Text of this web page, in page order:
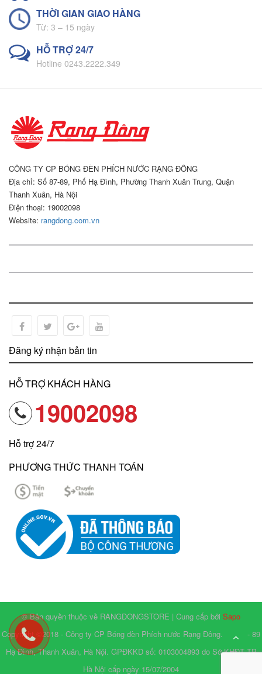
THỜI GIAN GIAO HÀNG
Từ: 3 – 15 ngày
HỖ TRỢ 24/7
Hotline 0243.2222.349
CÔNG TY CP BÓNG ĐÈN PHÍCH NƯỚC RẠNG ĐÔNG
Địa chỉ: Số 87-89, Phố Hạ Đình, Phường Thanh Xuân Trung, Quận
Thanh Xuân, Hà Nội
Điện thoại: 19002098
Website: rangdong.com.vn
Đăng ký nhận bản tin
HỖ TRỢ KHÁCH HÀNG
19002098
Hỗ trợ 24/7
PHƯƠNG THỨC THANH TOÁN
© Bản quyền thuộc về RANGDONGSTORE | Cung cấp bởi Sapo
Copyright ©2018 - Công ty CP Bóng đèn Phích nước Rạng Đông. Số 87 - 89
Hạ Đình, Thanh Xuân, Hà Nội. GPĐKKD số: 0103004893 do Sở KHĐT TP
Hà Nội cấp ngày 15/07/2004